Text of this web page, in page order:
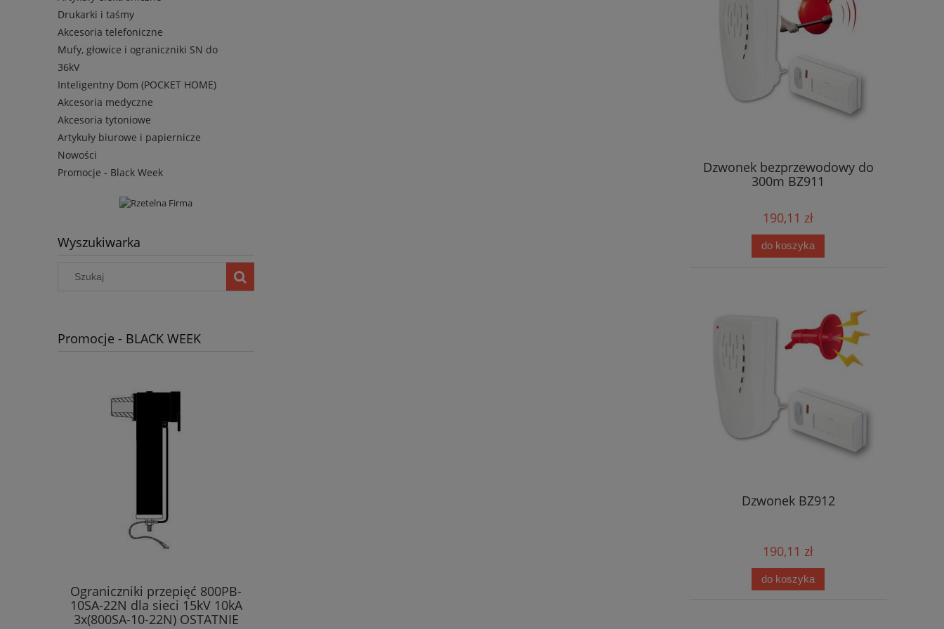
Drukarki i taśmy
Akcesoria telefoniczne
Mufy, głowice i ograniczniki SN do
36kV
Inteligentny Dom (POCKET HOME)
Akcesoria medyczne
Akcesoria tytoniowe
Artykuły biurowe i papiernicze
Nowości
Promocje - Black Week
Wyszukiwarka
Promocje - BLACK WEEK
Ograniczniki przepięć 800PB-
10SA-22N dla sieci 15kV 10kA
3x(800SA-10-22N) OSTATNIE
Dzwonek bezprzewodowy do
300m BZ911
190,11 zł
do koszyka
Dzwonek BZ912
190,11 zł
do koszyka